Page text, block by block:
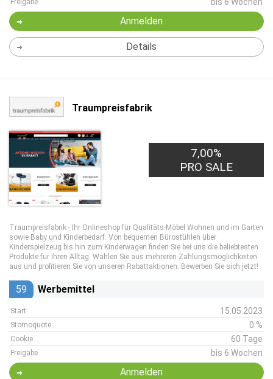
Freigabe
Anmelden
Details
Traumpreisfabrik
7,00%
PRO SALE
Traumpreisfabrik - Ihr Onlineshop für Qualitäts-Möbel Wohnen und im Garten
sowie Baby und Kinderbedarf. Von bequemen Bürostühlen über
Kinderspielzeug bis hin zum Kinderwagen finden Sie bei uns die beliebtesten
Produkte für Ihren Alltag. Wählen Sie aus mehreren Zahlungsmöglichkeiten
aus und profitieren Sie von unseren Rabattaktionen. Bewerben Sie sich jetzt!
59 Werbemittel
Start 15.05.2023
Stornoquote 0 %
Cookie 60 Tage
Freigabe bis 6 Wochen
Anmelden